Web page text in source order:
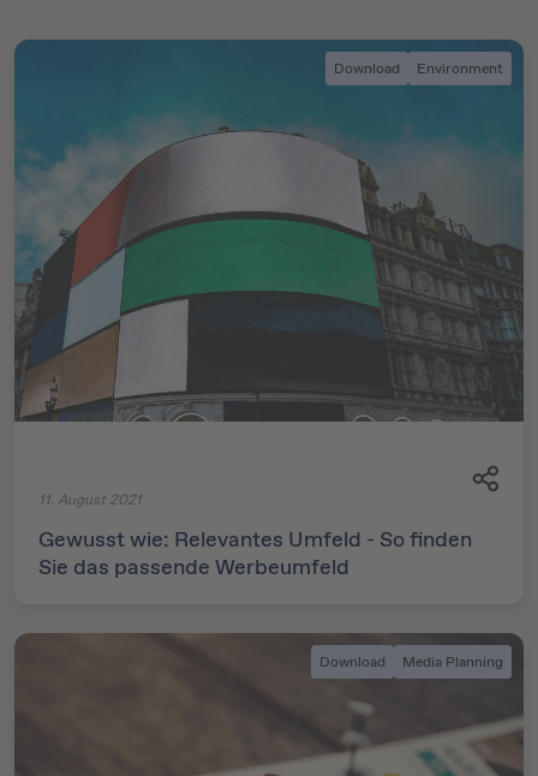
Download Environment
11. August 2021
Gewusst wie: Relevantes Umfeld - So finden
Sie das passende Werbeumfeld
Download Media Planning